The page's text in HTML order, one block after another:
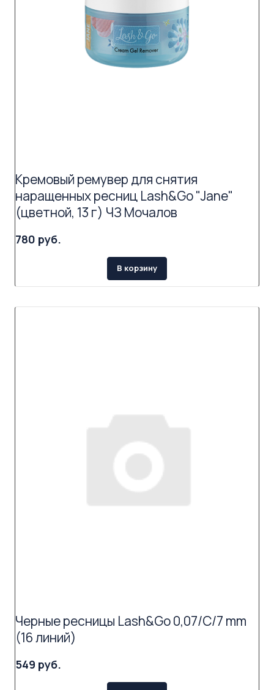
Кремовый ремувер для снятия
наращенных ресниц Lash&Go "Jane"
(цветной, 13 г) ЧЗ Мочалов
780 руб.
В корзину
Черные ресницы Lash&Go 0,07/C/7 mm
(16 линий)
549 руб.